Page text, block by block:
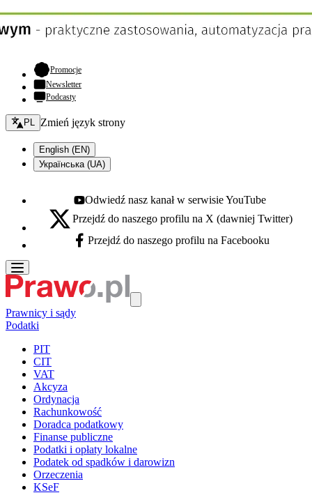
Promocje- otwiera się w nowej karcie
Newsletter
Podcasty
Zmień język - bieżący:
PL Zmień język strony
English (EN)
Українська (UA)
Youtube - otwiera się w nowej karcie
Odwiedź nasz kanał w serwisie YouTube
X - otwiera się w nowej karcie
Przejdź do naszego profilu na X (dawniej Twitter)
Facebook - otwiera się w nowej karcie
Przejdź do naszego profilu na Facebooku
Prawnicy i sądy
Podatki
PIT
CIT
VAT
Akcyza
Ordynacja
Rachunkowość
Doradca podatkowy
Finanse publiczne
Podatki i opłaty lokalne
Podatek od spadków i darowizn
Orzeczenia
KSeF